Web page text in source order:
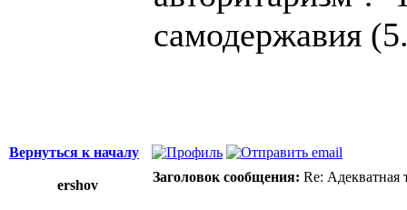
самодержавия
Вернуться к началу
ershov
Заголовок сообщения: Re: Адекватная